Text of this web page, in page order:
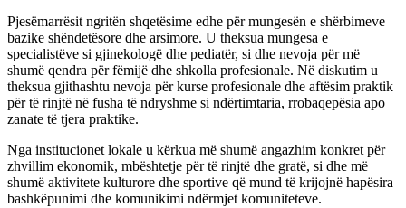
Pjesëmarrësit ngritën shqetësime edhe për mungesën e shërbimeve
bazike shëndetësore dhe arsimore. U theksua mungesa e
specialistëve si gjinekologë dhe pediatër, si dhe nevoja për më
shumë qendra për fëmijë dhe shkolla profesionale. Në diskutim u
theksua gjithashtu nevoja për kurse profesionale dhe aftësim praktik
për të rinjtë në fusha të ndryshme si ndërtimtaria, rrobaqepësia apo
zanate të tjera praktike.
Nga institucionet lokale u kërkua më shumë angazhim konkret për
zhvillim ekonomik, mbështetje për të rinjtë dhe gratë, si dhe më
shumë aktivitete kulturore dhe sportive që mund të krijojnë hapësira
bashkëpunimi dhe komunikimi ndërmjet komuniteteve.